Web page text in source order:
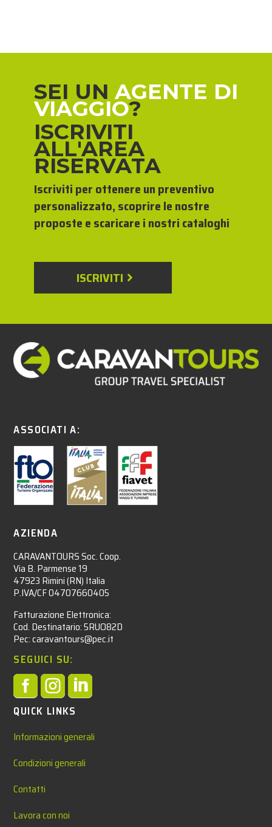
SEI UN AGENTE DI
VIAGGIO?
ISCRIVITI
ALL'AREA
RISERVATA
Iscriviti per ottenere un preventivo
personalizzato, scoprire le nostre
proposte e scaricare i nostri cataloghi
ISCRIVITI
ASSOCIATI A:
AZIENDA
CARAVANTOURS Soc. Coop.
Via B. Parmense 19
47923 Rimini (RN) Italia
P.IVA/CF 04707660405
Fatturazione Elettronica:
Cod. Destinatario: 5RUO82D
Pec: caravantours@pec.it
SEGUICI SU:

QUICK LINKS
Informazioni generali
Condizioni generali
Contatti
Lavora con noi